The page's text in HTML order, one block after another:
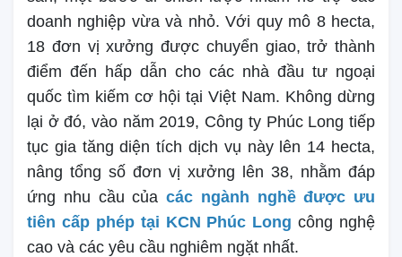
doanh nghiệp vừa và nhỏ. Với quy mô 8 hecta,
18 đơn vị xưởng được chuyển giao, trở thành
điểm đến hấp dẫn cho các nhà đầu tư ngoại
quốc tìm kiếm cơ hội tại Việt Nam. Không dừng
lại ở đó, vào năm 2019, Công ty Phúc Long tiếp
tục gia tăng diện tích dịch vụ này lên 14 hecta,
nâng tổng số đơn vị xưởng lên 38, nhằm đáp
ứng nhu cầu của các ngành nghề được ưu
tiên cấp phép tại KCN Phúc Long công nghệ
cao và các yêu cầu nghiêm ngặt nhất.